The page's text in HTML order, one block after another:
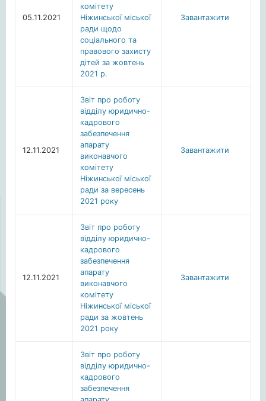
05.11.2021
комітету
Ніжинської міської
ради щодо
соціального та
правового захисту
дітей за жовтень
2021 р.
Завантажити
12.11.2021
Звіт про роботу
відділу юридично-
кадрового
забезпечення
апарату
виконавчого
комітету
Ніжинської міської
ради за вересень
2021 року
Завантажити
12.11.2021
Звіт про роботу
відділу юридично-
кадрового
забезпечення
апарату
виконавчого
комітету
Ніжинської міської
ради за жовтень
2021 року
Завантажити
Звіт про роботу
відділу юридично-
кадрового
забезпечення